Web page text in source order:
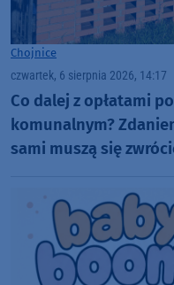
Chojnice
czwartek, 6 sierpnia 2026, 14:17
Co dalej z opłatami
komunalnym?
sami muszą się